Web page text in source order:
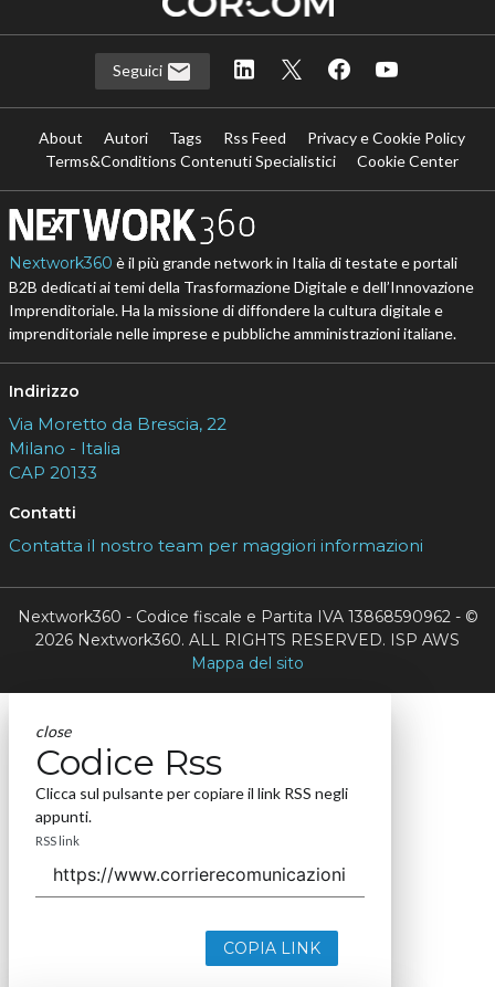
Seguici
About Autori Tags Rss Feed
Privacy e Cookie Policy
Terms&Conditions Contenuti Specialistici
Cookie Center
Nextwork360 è il più grande network in Italia di testate e portali
B2B dedicati ai temi della Trasformazione Digitale e dell’Innovazione
Imprenditoriale. Ha la missione di diffondere la cultura digitale e
imprenditoriale nelle imprese e pubbliche amministrazioni italiane.
Indirizzo
Via Moretto da Brescia, 22
Milano - Italia
CAP 20133
Contatti
Contatta il nostro team per maggiori informazioni
Nextwork360 - Codice fiscale e Partita IVA 13868590962 - ©
2026 Nextwork360. ALL RIGHTS RESERVED. ISP AWS
Mappa del sito
close
Codice Rss
Clicca sul pulsante per copiare il link RSS negli
appunti.
RSS link
COPIA LINK